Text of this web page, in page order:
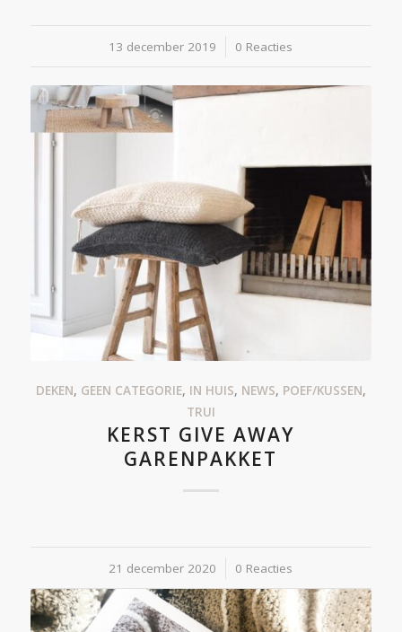
13 december 2019
/ 0 Reacties
DEKEN, GEEN CATEGORIE, IN HUIS, NEWS, POEF/KUSSEN,
TRUI
KERST GIVE AWAY
GARENPAKKET
21 december 2020
/ 0 Reacties